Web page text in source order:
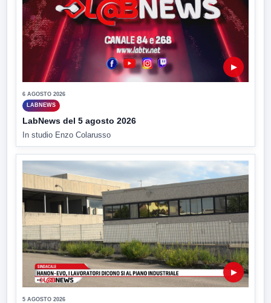
▶
6 AGOSTO 2026
LABNEWS
LabNews del 5 agosto 2026
In studio Enzo Colarusso
▶
5 AGOSTO 2026